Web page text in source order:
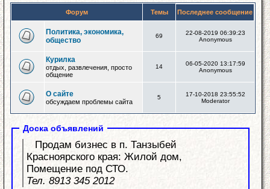
Форум Темы Последнее сообщение
Политика, экономика,
общество
69
22-08-2019 06:39:23
Anonymous
Курилка
отдых, развлечения, просто
общение
14
06-05-2020 13:17:59
Anonymous
О сайте
обсуждаем проблемы сайта
5
17-10-2018 23:55:52
Moderator
Доска объявлений
Продам бизнес в п. Танзыбей
Красноярского края: Жилой дом,
Помещение под СТО.
Тел. 8913 345 2012